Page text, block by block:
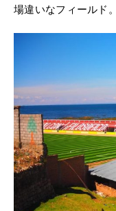
場違いなフィールド。